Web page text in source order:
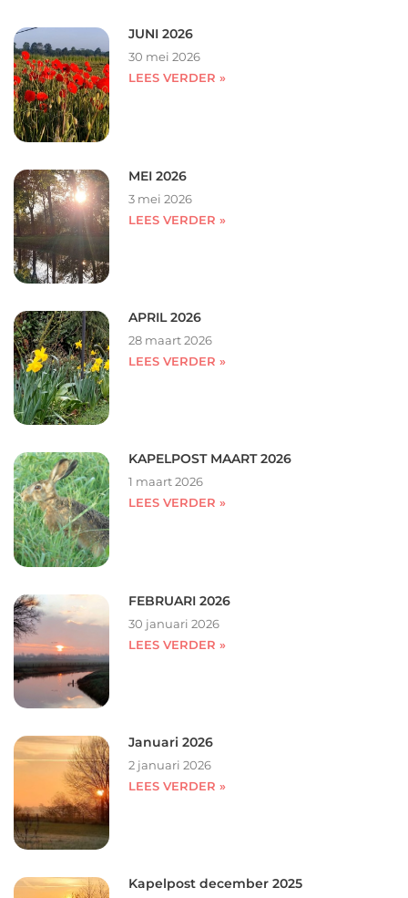
JUNI 2026
30 mei 2026
LEES VERDER »
MEI 2026
3 mei 2026
LEES VERDER »
APRIL 2026
28 maart 2026
LEES VERDER »
KAPELPOST MAART 2026
1 maart 2026
LEES VERDER »
FEBRUARI 2026
30 januari 2026
LEES VERDER »
Januari 2026
2 januari 2026
LEES VERDER »
Kapelpost december 2025